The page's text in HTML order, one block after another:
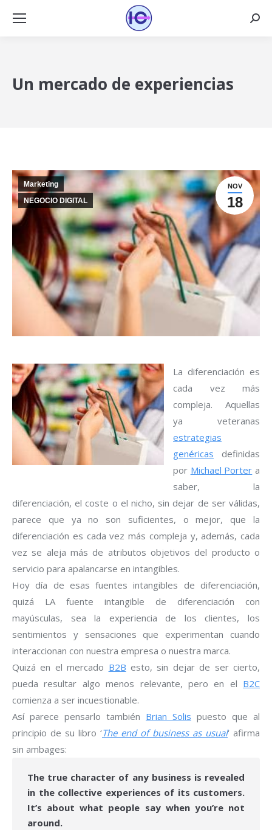
Un mercado de experiencias
NOV
18
Marketing
NEGOCIO DIGITAL
La diferenciación es
cada vez más
compleja. Aquellas
ya veteranas
estrategias
genéricas definidas
por Michael Porter a
saber, la
diferenciación, el coste o el nicho, sin dejar de ser válidas,
parece que ya no son suficientes, o mejor, que la
diferenciación es cada vez más compleja y, además, cada
vez se aleja más de atributos objetivos del producto o
servicio para apalancarse en intangibles.
Hoy día de esas fuentes intangibles de diferenciación,
quizá LA fuente intangible de diferenciación con
mayúsculas, sea la experiencia de los clientes, los
sentimientos y sensaciones que experimentan cuando
interaccionan con nuestra empresa o nuestra marca.
Quizá en el mercado B2B esto, sin dejar de ser cierto,
pueda resultar algo menos relevante, pero en el B2C
comienza a ser incuestionable.
Así parece pensarlo también Brian Solis puesto que al
principio de su libro ‘The end of business as usual‘ afirma
sin ambages:
The true character of any business is revealed
in the collective experiences of its customers.
It’s about what people say when you’re not
around.